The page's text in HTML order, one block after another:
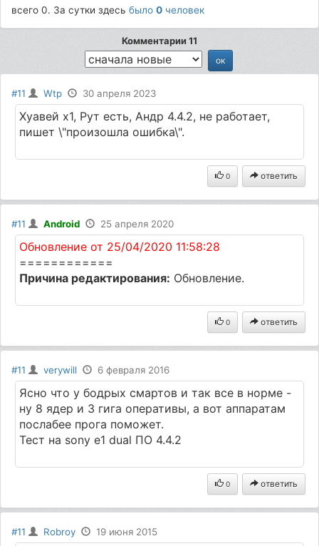
всего 0. За сутки здесьбыло0 человек
Комментарии 11
#11 Wtp 30 апреля 2023
Хуавей х1, Рут есть, Андр 4.4.2, не работает,
пишет \"произошла ошибка\".
0 ответить
#11 Android 25 апреля 2020
Обновление от 25/04/2020 11:58:28
============
Причина редактирования: Обновление.
0 ответить
#11 verywill 6 февраля 2016
Ясно что у бодрых смартов и так все в норме -
ну 8 ядер и 3 гига оперативы, а вот аппаратам
послабее прога поможет.
Тест на sony e1 dual ПО 4.4.2
0 ответить
#11 Robroy 19 июня 2015